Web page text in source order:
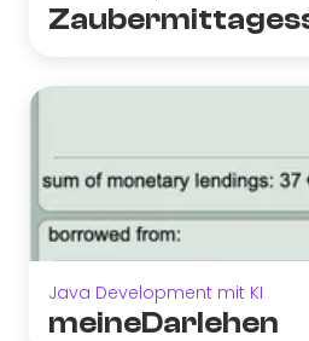
Java Development mit KI
meineDarlehen